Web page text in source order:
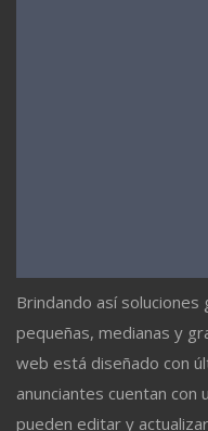
Brindando así
pequeñas, medianas y
web está diseñado con
anunciantes cuentan con
pueden editar y